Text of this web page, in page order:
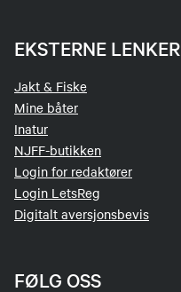
EKSTERNE LENKER
Jakt & Fiske
Mine båter
Inatur
NJFF-butikken
Login for redaktører
Login LetsReg
Digitalt aversjonsbevis
FØLG OSS